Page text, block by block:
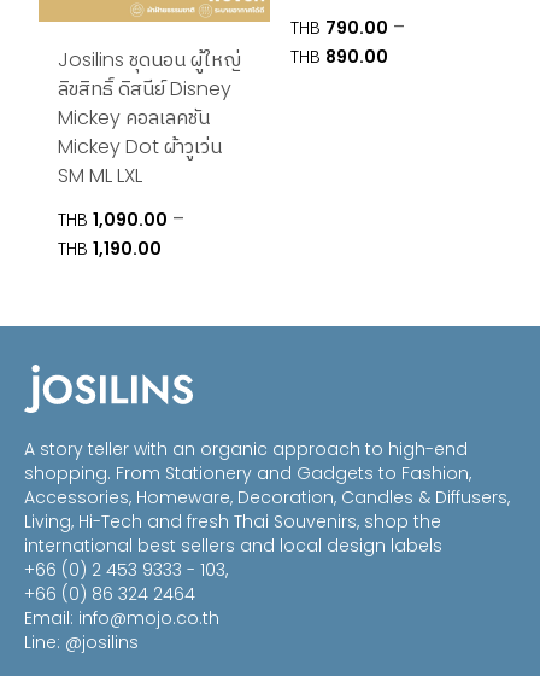
Josilins ชุดนอน ผู้ใหญ่
ลิขสิทธิ์ ดิสนีย์ Disney
Mickey คอลเลคชัน
Mickey Dot ผ้าวูเว่น
SM ML LXL
THB 1,090.00 –
THB 1,190.00
through
THB 790.00 –
THB 890.00Price
A story teller with an organic approach to high-end
shopping. From Stationery and Gadgets to Fashion,
Accessories, Homeware, Decoration, Candles & Diffusers,
Living, Hi-Tech and fresh Thai Souvenirs, shop the
international best sellers and local design labels
+66 (0) 2 453 9333 - 103,
+66 (0) 86 324 2464
Email: info@mojo.co.th
Line: @josilins